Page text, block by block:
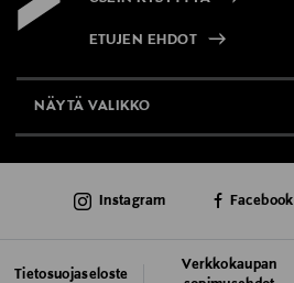
ETUJEN EHDOT
NÄYTÄ VALIKKO
AJANKOHTAISTA
Tietosuojaseloste
Verkkokaupan
Instagram Facebook